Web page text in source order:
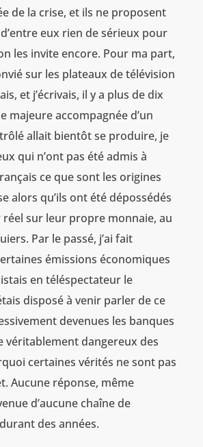
de la crise, et ils ne proposent
eux rien de sérieux pour
les invite encore. Pour ma part,
sur les plateaux de télévision
et j’écrivais, il y a plus de dix
majeure accompagnée d’un
allait bientôt se produire, je
qui n’ont pas été admis à
ce que sont les origines
alors qu’ils ont été dépossédés
sur leur propre monnaie, au
Par le passé, j’ai fait
émissions économiques
en téléspectateur le
disposé à venir parler de ce
devenues les banques
véritablement dangereux des
certaines vérités ne sont pas
Aucune réponse, même
d’aucune chaîne de
des années.